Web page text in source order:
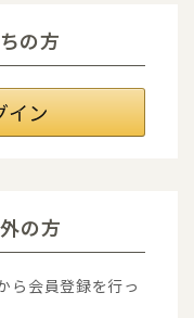
の方
の方
ら会員登録を行っ